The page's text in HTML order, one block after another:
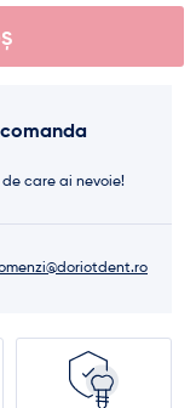
care ai nevoie!